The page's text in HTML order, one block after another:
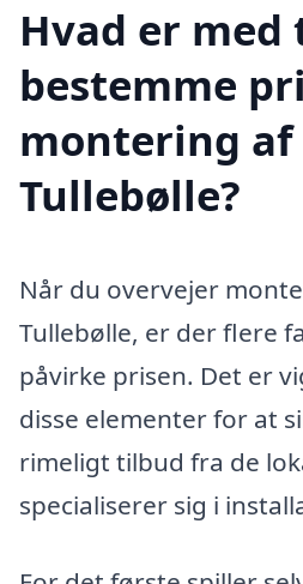
Hvad er
bestemme
montering
Tullebølle?
Når du overvejer
Tullebølle, er der flere
påvirke prisen. Det er
disse elementer for at
rimeligt tilbud fra de
specialiserer sig i